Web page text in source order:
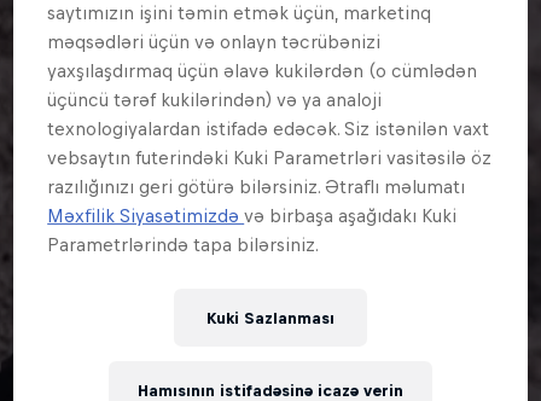
saytımızın işini təmin etmək üçün, marketinq
məqsədləri üçün və onlayn təcrübənizi
yaxşılaşdırmaq üçün əlavə kukilərdən (o cümlədən
üçüncü tərəf kukilərindən) və ya analoji
texnologiyalardan istifadə edəcək. Siz istənilən vaxt
vebsaytın futerindəki Kuki Parametrləri vasitəsilə öz
razılığınızı geri götürə bilərsiniz. Ətraflı məlumatı
Məxfilik Siyasətimizdəvə birbaşa aşağıdakı Kuki
Parametrlərində tapa bilərsiniz.
Kuki Sazlanması
Hamısının istifadəsinə icazə verin